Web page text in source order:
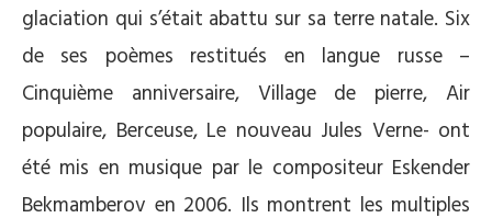
glaciation qui s’était abattu sur sa terre natale. Six
de ses poèmes restitués en langue russe –
Cinquième anniversaire, Village de pierre, Air
populaire, Berceuse, Le nouveau Jules Verne- ont
été mis en musique par le compositeur Eskender
Bekmamberov en 2006. Ils montrent les multiples